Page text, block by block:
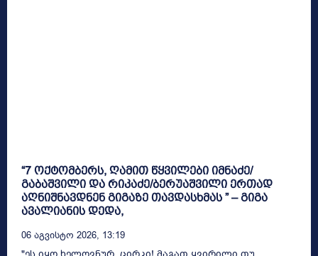
“7 ოქტომბერს, ღამით წყვილები იმნაძე/
გაბაშვილი და რიკაძე/ბერუაშვილი ერთად
აღნიშნავდნენ გიგაზე თავდასხმას ” – გიგა
ავალიანის დედა,
06 Აგვისტო 2026, 13:19